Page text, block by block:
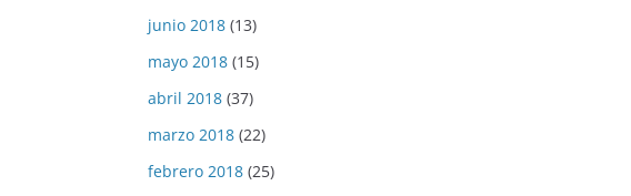
junio 2018 (13)
mayo 2018 (15)
abril 2018 (37)
marzo 2018 (22)
febrero 2018 (25)